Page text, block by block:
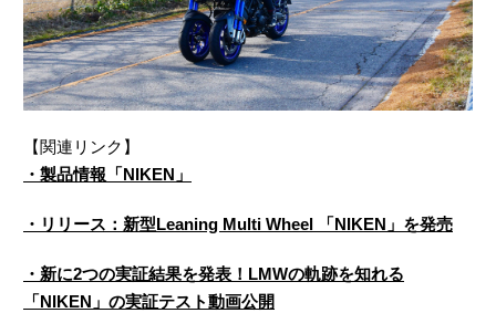
【関連リンク】
・製品情報「NIKEN」
・リリース：新型Leaning Multi Wheel 「NIKEN」を発売
・新に2つの実証結果を発表！LMWの軌跡を知れる
「NIKEN」の実証テスト動画公開